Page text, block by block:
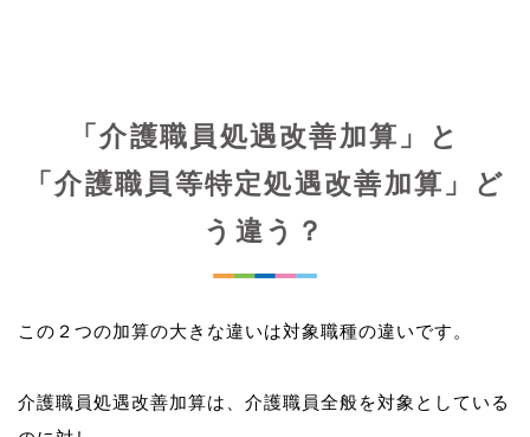
「介護職員処遇改善加算」と
「介護職員等特定処遇改善加算」ど
う違う？
この２つの加算の大きな違いは対象職種の違いです。
介護職員処遇改善加算は、介護職員全般を対象としている